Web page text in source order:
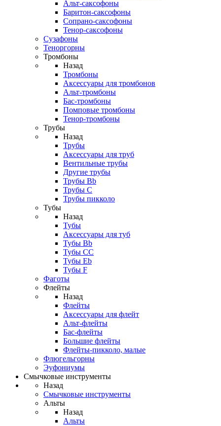
Альт-саксофоны
Баритон-саксофоны
Сопрано-саксофоны
Тенор-саксофоны
Сузафоны
Теноргорны
Тромбоны
Назад
Тромбоны
Аксессуары для тромбонов
Альт-тромбоны
Бас-тромбоны
Помповые тромбоны
Тенор-тромбоны
Трубы
Назад
Трубы
Аксессуары для труб
Вентильные трубы
Другие трубы
Трубы Bb
Трубы C
Трубы пикколо
Тубы
Назад
Тубы
Аксессуары для туб
Тубы Bb
Тубы CC
Тубы Eb
Тубы F
Фаготы
Флейты
Назад
Флейты
Аксессуары для флейт
Альт-флейты
Бас-флейты
Большие флейты
Флейты-пикколо, малые
Флюгельгорны
Эуфониумы
Смычковые инструменты
Назад
Смычковые инструменты
Альты
Назад
Альты